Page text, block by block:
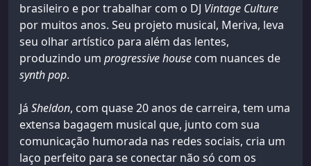
brasileiro e por trabalhar com o DJ Vintage Culture
por muitos anos. Seu projeto musical, Meriva, leva
seu olhar artístico para além das lentes,
produzindo um progressive house com nuances de
synth pop.
Já Sheldon, com quase 20 anos de carreira, tem uma
extensa bagagem musical que, junto com sua
comunicação humorada nas redes sociais, cria um
laço perfeito para se conectar não só com os